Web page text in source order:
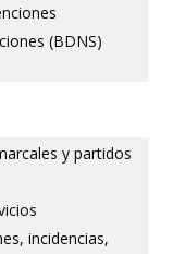
(BDNS)
y partidos
incidencias,